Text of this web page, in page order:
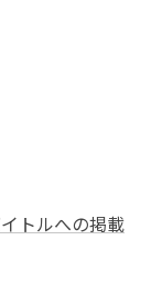
トルへの掲載